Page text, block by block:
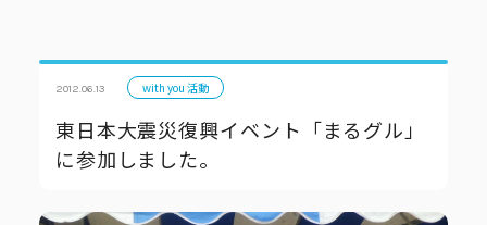
埼玉エリア
現在地から探す
2012.06.13 with you 活動
東日本大震災復興イベント「まるグル」
に参加しました。